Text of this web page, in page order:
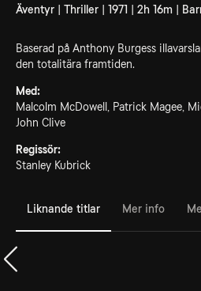
Äventyr | Thriller | 1971 | 2h 16m |
Baserad på Anthony Burgess
den totalitära framtiden.
Med:
Malcolm McDowell, Patrick Magee,
John Clive
Regissör:
Stanley Kubrick
Liknande titlar Mer info